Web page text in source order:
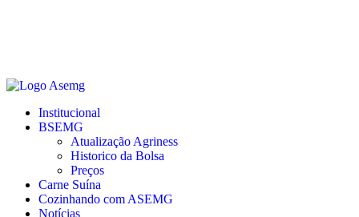
Institucional
BSEMG
Atualização Agriness
Historico da Bolsa
Preços
Carne Suína
Cozinhando com ASEMG
Notícias